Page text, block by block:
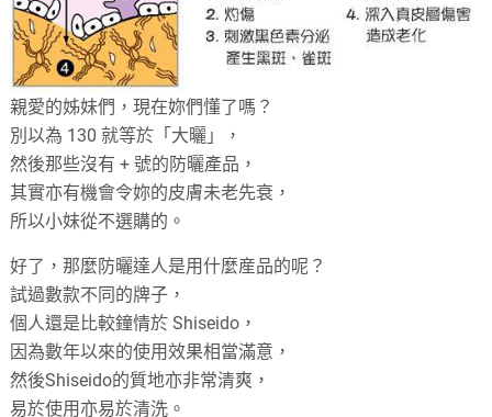
親愛的姊妹們，現在妳們懂了嗎？
別以為 130 就等於「大曬」，
然後那些沒有 + 號的防曬產品，
其實亦有機會令妳的皮膚未老先衰，
所以小妹從不選購的。
好了，那麼防曬達人是用什麼産品的呢？
試過數款不同的牌子，
個人還是比較鐘情於 Shiseido，
因為數年以來的使用效果相當滿意，
然後Shiseido的質地亦非常清爽，
易於使用亦易於清洗。